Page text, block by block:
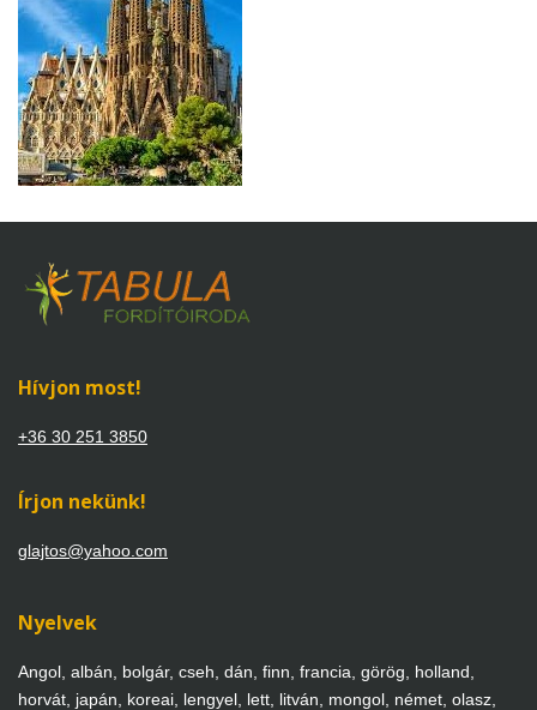
Hívjon most!
+36 30 251 3850
Írjon nekünk!
glajtos@yahoo.com
Nyelvek
Angol, albán, bolgár, cseh, dán, finn, francia, görög, holland,
horvát, japán, koreai, lengyel, lett, litván, mongol, német, olasz,